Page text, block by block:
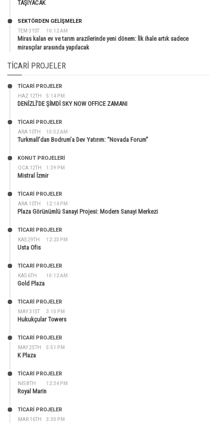
TAŞIYACAK
TEM 31ST 10:12 AM
SEKTÖRDEN GELIŞMELER
Miras kalan ev ve tarım arazilerinde yeni dönem: İlk ihale artık sadece
mirasçılar arasında yapılacak
TICARI PROJELER
HAZ 12TH 5:14 PM
TİCARİ PROJELER
DENİZLİ’DE ŞİMDİ SKY NOW OFFICE ZAMANI
ARA 10TH 10:52 AM
TİCARİ PROJELER
Turkmall’dan Bodrum’a Dev Yatırım: “Novada Forum”
OCA 12TH 1:39 PM
KONUT PROJELERI
Mistral İzmir
ARA 10TH 12:14 PM
TİCARİ PROJELER
Plaza Görünümlü Sanayi Projesi: Modern Sanayi Merkezi
KAS 29TH 12:23 PM
TİCARİ PROJELER
Usta Ofis
KAS 6TH 10:12 AM
TİCARİ PROJELER
Gold Plaza
MAY 31ST 3:10 PM
TİCARİ PROJELER
Hukukçular Towers
MAY 25TH 5:51 PM
TİCARİ PROJELER
K Plaza
NIS 8TH 12:34 PM
TİCARİ PROJELER
Royal Marin
MAR 16TH 3:30 PM
TİCARİ PROJELER